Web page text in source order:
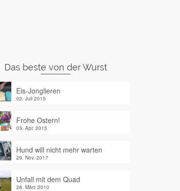
Das beste von der Wurst
Eis-Jonglieren
02. Juli 2015
Frohe Ostern!
03. Apr. 2015
Hund will nicht mehr warten
29. Nov. 2017
Unfall mit dem Quad
28. März 2010